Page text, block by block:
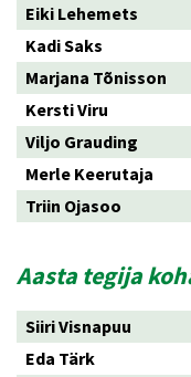
Eiki Lehemets
Kadi Saks
Marjana Tõnisson
Kersti Viru
Viljo Grauding
Merle Keerutaja
Triin Ojasoo
Aasta tegija
Siiri Visnapuu
Eda Tärk